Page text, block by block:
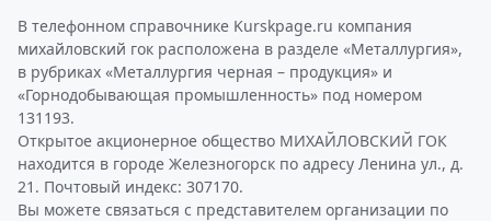
В телефонном справочнике Kurskpage.ru компания
михайловский гок расположена в разделе «Металлургия»,
в рубриках «Металлургия черная – продукция» и
«Горнодобывающая промышленность» под номером
131193.
Открытое акционерное общество МИХАЙЛОВСКИЙ ГОК
находится в городе Железногорск по адресу Ленина ул., д.
21. Почтовый индекс: 307170.
Вы можете связаться с представителем организации по